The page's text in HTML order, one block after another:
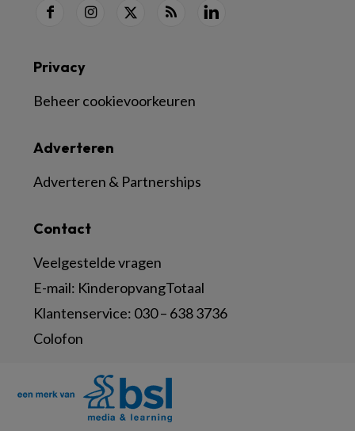
Contact
Veelgestelde vragen
E-mail: KinderopvangTotaal
Klantenservice: 030 – 638 3736
Colofon
Adverteren
Adverteren & Partnerships
Privacy
Beheer cookievoorkeuren